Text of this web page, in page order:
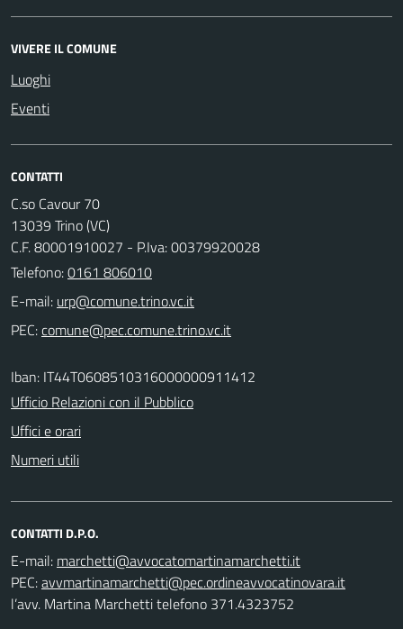
VIVERE IL COMUNE
Luoghi
Eventi
CONTATTI
C.so Cavour 70
13039 Trino (VC)
C.F. 80001910027 - P.Iva: 00379920028
Telefono:0161 806010
E-mail:
PEC:
Iban: IT44T0608510316000000911412
Ufficio Relazioni con il Pubblico
Uffici e orari
Numeri utili
CONTATTI D.P.O.
E-mail:
PEC:
l’avv. Martina Marchetti telefono 371.4323752